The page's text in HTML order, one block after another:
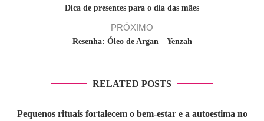
Dica de presentes para o dia das mães
PRÓXIMO
Resenha: Óleo de Argan – Yenzah
RELATED POSTS
Pequenos rituais fortalecem o bem-estar e a autoestima no